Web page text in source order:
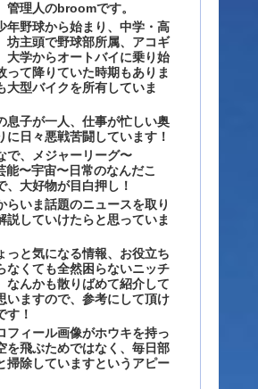
管理人のbroomです。
年野球から始まり、中学・高
坊主頭で野球部所属、アコギ
大学からオートバイに乗り始
って降りていた時期もありま
大型バイクを所有していま
息子が一人、仕事が忙しい奥
に日々悪戦苦闘しています！
で、メジャーリーグ〜
能〜宇宙〜日常のなんだこ
、大好物が目白押し！
らいま話題のニュースを取り
説していけたらと思っていま
っと気になる情報、お役立ち
なくても全然困らないニッチ
なんかも散りばめて紹介して
いますので、参考にして頂け
す！
フィール画像がホウキを持っ
を飛ぶためではなく、毎日部
掃除していますというアピー